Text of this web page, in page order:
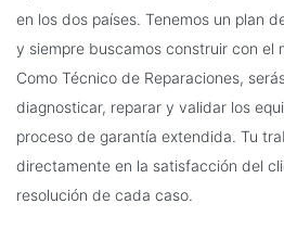
en los dos países. Tenemos un plan
y siempre buscamos construir con el
Como Técnico de Reparaciones,
diagnosticar, reparar y validar los
proceso de garantía extendida. Tu
directamente en la satisfacción del
resolución de cada caso.